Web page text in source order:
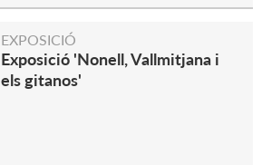
EXPOSICIÓ
Exposició 'Nonell, Vallmitjana i
els gitanos'